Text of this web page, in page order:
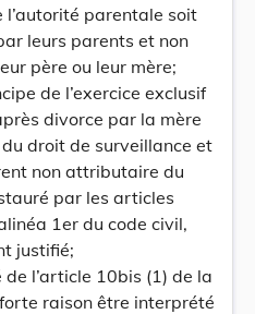
l’autorité parentale soit
leurs parents et non
père ou leur mère;
de l’exercice exclusif
divorce par la mère
droit de surveillance et
non attributaire du
par les articles
1er du code civil,
justifié;
de l’article 10bis (1) de la
raison être interprété